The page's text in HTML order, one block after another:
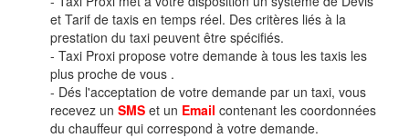
et Tarif de taxis en temps réel. Des critères liés à la
prestation du taxi peuvent être spécifiés.
- Taxi Proxi propose votre demande à tous les taxis les
plus proche de vous .
- Dés l'acceptation de votre demande par un taxi, vous
recevez un SMS et un Email contenant les coordonnées
du chauffeur qui correspond à votre demande.